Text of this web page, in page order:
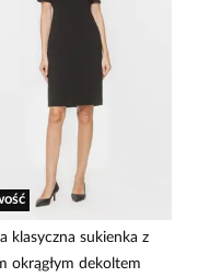
klasyczna sukienka z
okrągłym dekoltem